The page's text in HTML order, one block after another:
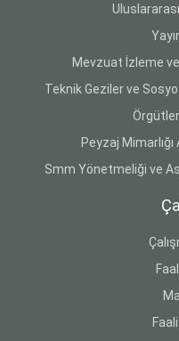
Mevzuat İzleme
Teknik Geziler ve
Peyzaj
Smm Yönetmeliği ve